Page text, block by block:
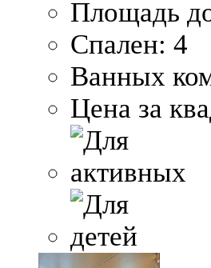
Площадь
Спален: 4
Ванных
Цена за